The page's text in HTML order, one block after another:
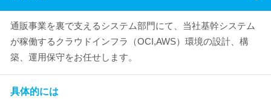
通販事業を裏で支えるシステム部門にて、当社基幹システム
が稼働するクラウドインフラ（OCI,AWS）環境の設計、構
築、運用保守をお任せします。
具体的には